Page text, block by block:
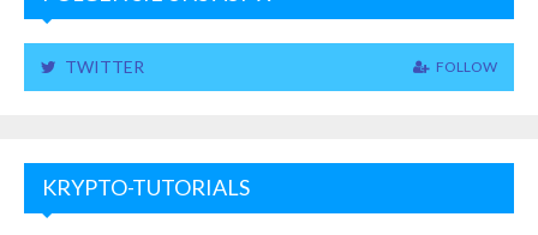
TWITTER FOLLOW
KRYPTO-TUTORIALS